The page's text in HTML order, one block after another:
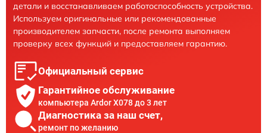
детали и восстанавливаем работоспособность устройства.
Используем оригинальные или рекомендованные
производителем запчасти, после ремонта выполняем
проверку всех функций и предоставляем гарантию.
Официальный сервис
Гарантийное обслуживание
компьютера Ardor X078 до 3 лет
Диагностика за наш счет,
ремонт по желанию